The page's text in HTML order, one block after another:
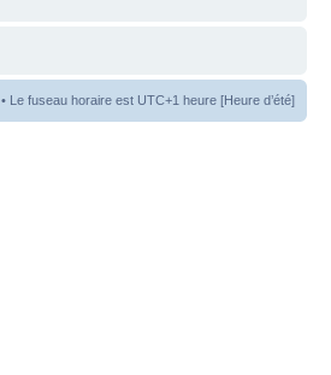
• Le fuseau horaire est UTC+1 heure [Heure d’été]